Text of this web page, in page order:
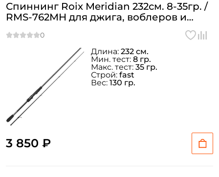
Спиннинг Roix Meridian 232см. 8-35гр. /
RMS-762MH для джига, воблеров и
3 850 ₽
Длина: 232 см.
Мин. тест: 8 гр.
Макс. тест: 35 гр.
Строй: fast
Вес: 130 гр.